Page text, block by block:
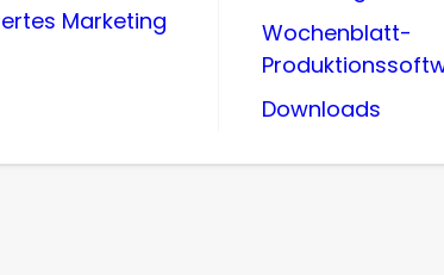
Marketing
Wochenblatt-
Downloads